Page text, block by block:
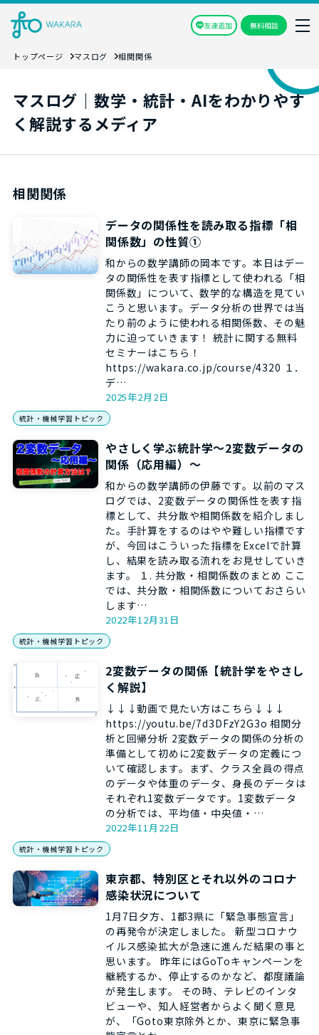
友達追加 無料相談
トップページ マスログ 相関関係
マスログ｜数学・統計・AIをわかりやす
く解説するメディア
相関関係
データの関係性を読み取る指標「相
関係数」の性質①
和からの数学講師の岡本です。本日はデー
タの関係性を表す指標として使われる「相
関係数」について、数学的な構造を見てい
こうと思います。データ分析の世界では当
たり前のように使われる相関係数、その魅
力に迫っていきます！ 統計に関する無料
セミナーはこちら！
https://wakara.co.jp/course/4320 １．
デ…
2025年2月2日
統計・機械学習トピック
やさしく学ぶ統計学～2変数データの
関係（応用編）～
和からの数学講師の伊藤です。以前のマス
ログでは、2変数データの関係性を表す指
標として、共分散や相関係数を紹介しまし
た。手計算をするのはやや難しい指標です
が、今回はこういった指標をExcelで計算
し、結果を読み取る流れをお見せしていき
ます。 １. 共分散・相関係数のまとめ ここ
では、共分散・相関係数についておさらい
します…
2022年12月31日
統計・機械学習トピック
2変数データの関係【統計学をやさし
く解説】
↓↓↓動画で見たい方はこちら↓↓↓
https://youtu.be/7d3DFzY2G3o 相関分
析と回帰分析 2変数データの関係の分析の
準備として初めに2変数データの定義につ
いて確認します。まず、クラス全員の得点
のデータや体重のデータ、身長のデータは
それぞれ1変数データです。1変数データ
の分析では、平均値・中央値・…
2022年11月22日
統計・機械学習トピック
東京都、特別区とそれ以外のコロナ
感染状況について
1月7日夕方、1都3県に「緊急事態宣言」
の再発令が決定しました。 新型コロナウ
イルス感染拡大が急速に進んだ結果の事と
思います。 昨年にはGoToキャンペーンを
継続するか、停止するのかなど、都度議論
が発生します。 その時、テレビのインタ
ビューや、知人経営者からよく聞く意見
が、「Goto東京除外とか、東京に緊急事